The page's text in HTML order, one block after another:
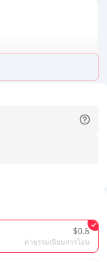
$0.8
ค่าธรรมเนียมการโอน